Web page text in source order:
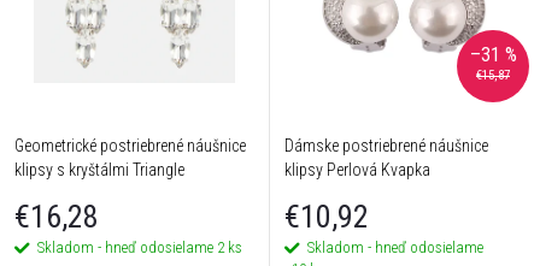
Geometrické postriebrené náušnice
klipsy s kryštálmi Triangle
€16,28
Skladom - hneď odosielame 2 ks
€15,87
–31 %
Dámske postriebrené náušnice
klipsy Perlová Kvapka
€10,92
Skladom - hneď odosielame